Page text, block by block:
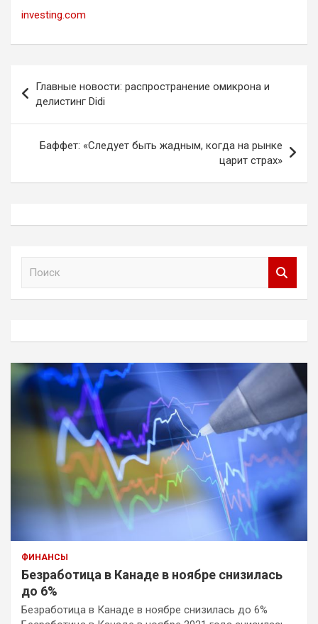
investing.com
по
записям
Главные новости: распространение омикрона и
делистинг Didi
Баффет: «Следует быть жадным, когда на рынке
царит страх»
ФИНАНСЫ
Безработица в Канаде в ноябре снизилась
до 6%
Безработица в Канаде в ноябре снизилась до 6%